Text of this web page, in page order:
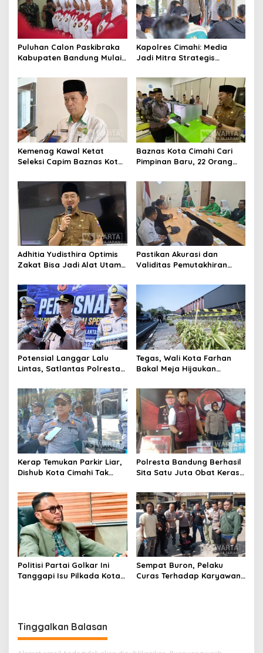
Puluhan Calon Paskibraka
Kabupaten Bandung Mulai
Kapolres Cimahi: Media
Jadi Mitra Strategis
Publik
Kemenag Kawal Ketat
Seleksi Capim Baznas Kota
Komisioner Baznas
Berintegritas
Baznas Kota Cimahi Cari
Pimpinan Baru, 22 Orang
Adhitia Yudisthira Optimis
Zakat Bisa Jadi Alat Utama
Kota Cimahi
Pastikan Akurasi dan
Validitas Pemutakhiran
Cimahi Lakukan
Potensial Langgar Lalu
Lintas, Satlantas Polresta
Motor Berknalpot Brong
Tegas, Wali Kota Farhan
Bakal Meja Hijaukan
Riau
Kerap Temukan Parkir Liar,
Dishub Kota Cimahi Tak
Pembinaan
Polresta Bandung Berhasil
Sita Satu Juta Obat Keras
Kasus Narkoba
Politisi Partai Golkar Ini
Tanggapi Isu Pilkada Kota
Sempat Buron, Pelaku
Curas Terhadap Karyawan
Tinggalkan Balasan